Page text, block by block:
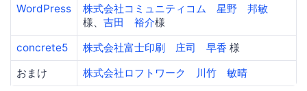
WordPress 株式会社コミュニティコム
星野 邦敏
様、 吉田 裕介様
concrete5
株式会社富士印刷 庄司 早香 様
おまけ
株式会社ロフトワーク 川竹 敏晴